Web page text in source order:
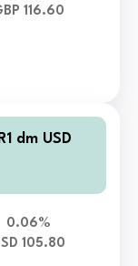
116.60
dm USD
0.06%
105.80